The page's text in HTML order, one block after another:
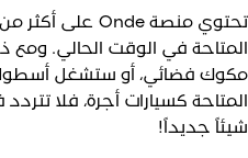
في الوقت الحالي. ومع
فضائي، أو ستشغل أسطولاً
كسيارات أجرة، فلا تتردد
جديداً!